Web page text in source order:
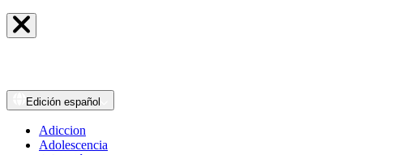
Edición español
Adiccion
Adolescencia